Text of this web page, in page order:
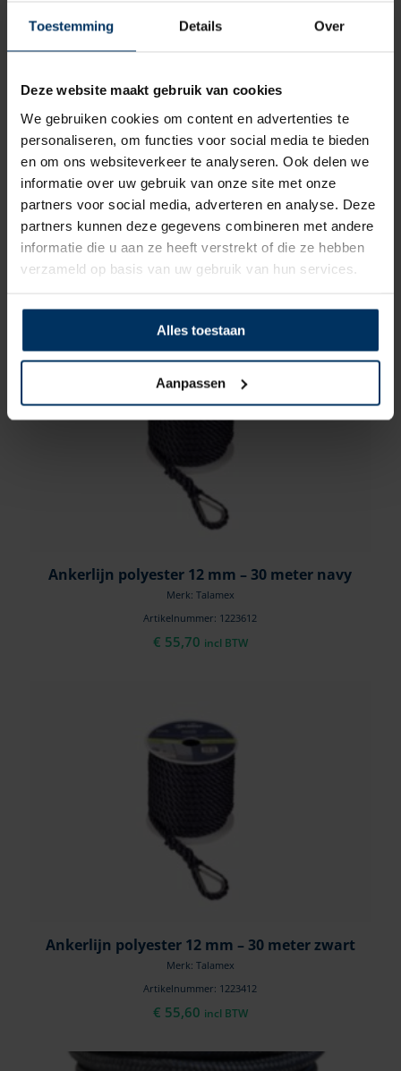
Toestemming Details Over
Deze website maakt gebruik van cookies
We gebruiken cookies om content en advertenties te
personaliseren, om functies voor social media te bieden
en om ons websiteverkeer te analyseren. Ook delen we
informatie over uw gebruik van onze site met onze
partners voor social media, adverteren en analyse. Deze
partners kunnen deze gegevens combineren met andere
informatie die u aan ze heeft verstrekt of die ze hebben
verzameld op basis van uw gebruik van hun services.
Alles toestaan
Aanpassen
Ankerlijn polyester 12 mm – 20 meter zwart/wit
Merk: Talamex
Artikelnummer: 1919220
€40,50 incl BTW
Ankerlijn polyester 12 mm – 30 meter navy
Merk: Talamex
Artikelnummer: 1223612
€ 55,70 incl BTW
Ankerlijn polyester 12 mm – 30 meter zwart
Merk: Talamex
Artikelnummer: 1223412
€ 55,60 incl BTW